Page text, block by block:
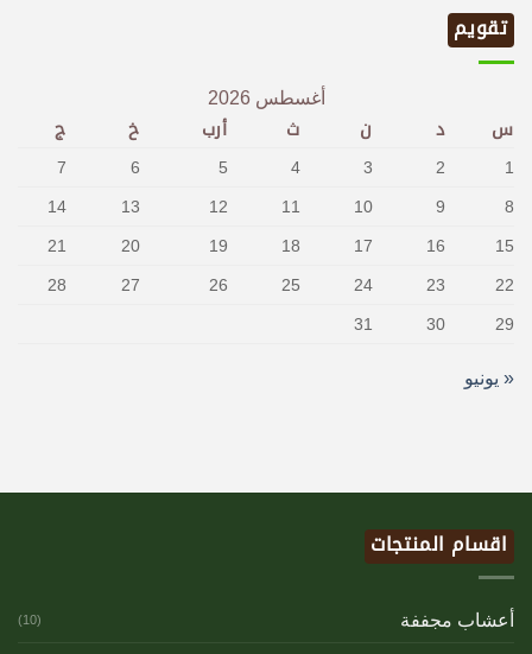
تقويم
أغسطس 2026
س د ن ث أرب خ
ج
1
2
3
4
5
6
7
8
9
10
11
12
13
14
15
16
17
18
19
20
21
22
23
24
25
26
27
28
29
30
31
« يونيو
اقسام المنتجات
أعشاب مجففة (10)